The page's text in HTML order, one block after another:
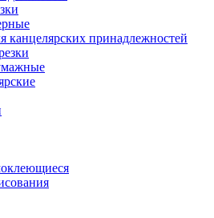
канцелярских принадлежностей